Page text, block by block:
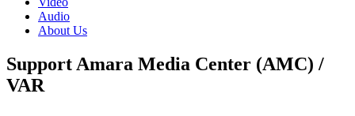
Audio
About Us
Support Amara Media Center (AMC) /
VAR